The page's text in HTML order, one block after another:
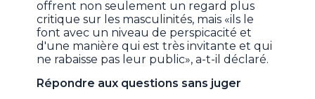
offrent non seulement un regard plus
critique sur les masculinités, mais «ils le
font avec un niveau de perspicacité et
d'une manière qui est très invitante et qui
ne rabaisse pas leur public», a-t-il déclaré.
Répondre aux questions sans juger